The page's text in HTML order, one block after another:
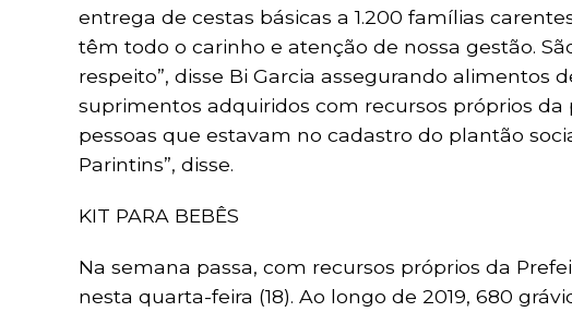
entrega de cestas básicas a 1.200 famílias
têm todo o carinho e atenção de nossa gestão.
respeito”, disse Bi Garcia assegurando alimentos
suprimentos adquiridos com recursos próprios
pessoas que estavam no cadastro do plantão
Parintins”, disse.
KIT PARA BEBÊS
Na semana passa, com recursos próprios da
nesta quarta-feira (18). Ao longo de 2019, 680